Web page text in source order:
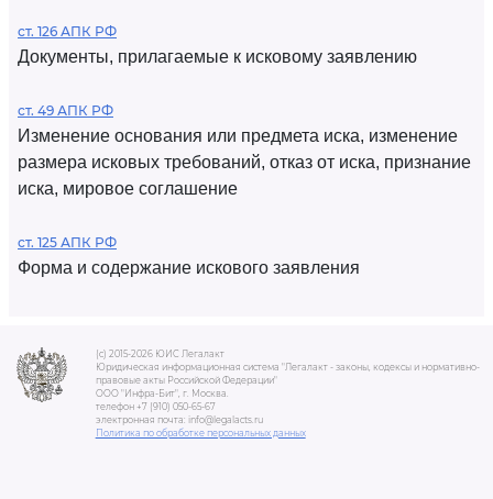
ст. 126 АПК РФ
Документы, прилагаемые к исковому заявлению
ст. 49 АПК РФ
Изменение основания или предмета иска, изменение
размера исковых требований, отказ от иска, признание
иска, мировое соглашение
ст. 125 АПК РФ
Форма и содержание искового заявления
(c) 2015-2026 ЮИС Легалакт
Юридическая информационная система "Легалакт - законы, кодексы и нормативно-
правовые акты Российской Федерации"
ООО "Инфра-Бит", г. Москва.
телефон +7 (910) 050-65-67
электронная почта: info@legalacts.ru
Политика по обработке персональных данных